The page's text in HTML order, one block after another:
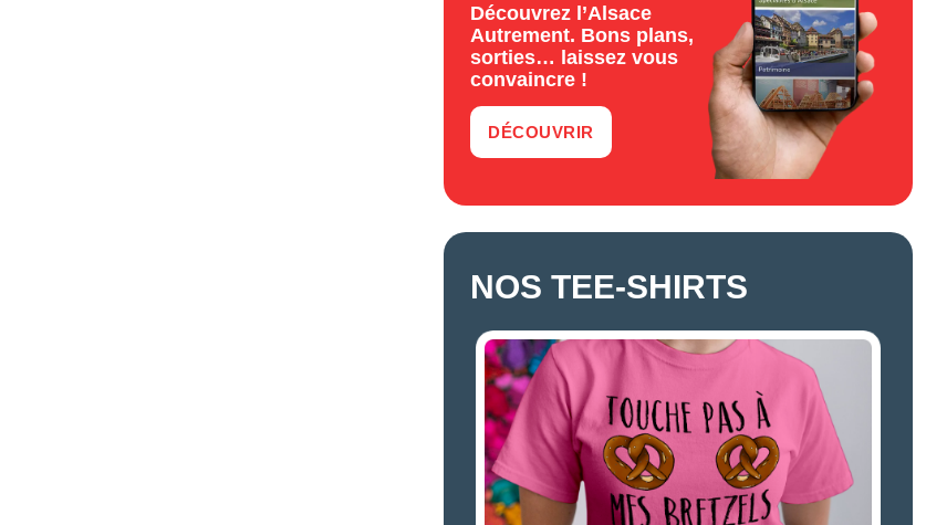
Découvrez l’Alsace
Autrement. Bons plans,
sorties… laissez vous
convaincre !
DÉCOUVRIR
NOS TEE-SHIRTS